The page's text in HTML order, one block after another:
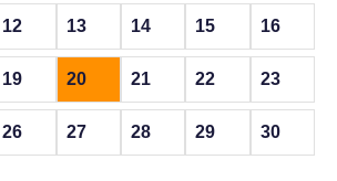
12 13 14 15 16
19 20 21 22 23
26 27 28 29 30